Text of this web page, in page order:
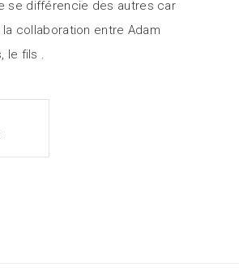
se différencie des autres car
collaboration entre Adam
le fils